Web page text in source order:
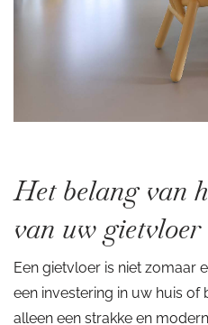
Het belang van
van uw gietvloer
Een gietvloer is niet zomaar
een investering in uw huis
alleen een strakke en